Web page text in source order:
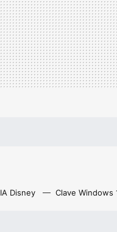
IA Disney Clave Windows